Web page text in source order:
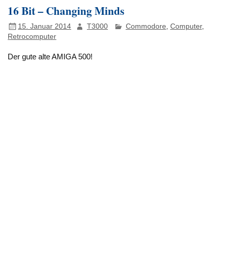
16 Bit – Changing Minds
15. Januar 2014 T3000 Commodore Computer,
Retrocomputer
Der gute alte AMIGA 500!